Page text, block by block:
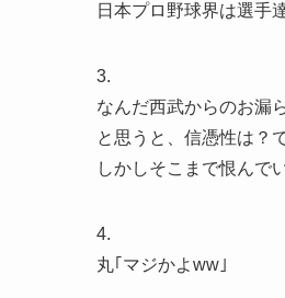
日本プロ野球界は選手
3.
なんだ西武からのお漏
と思うと、信憑性は？
しかしそこまで恨んで
4.
丸｢マジかよww｣